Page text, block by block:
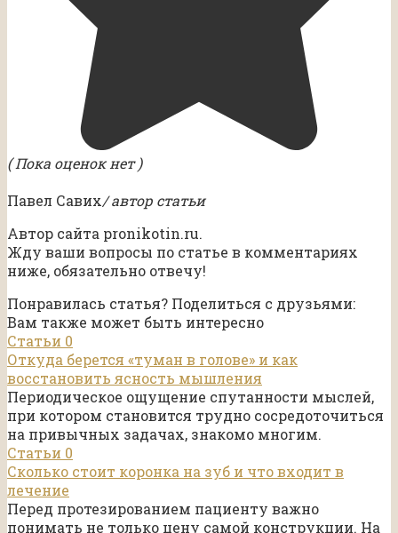
( Пока оценок нет )
Павел Савих/ автор статьи
Автор сайта pronikotin.ru.
Жду ваши вопросы по статье в комментариях
ниже, обязательно отвечу!
Понравилась статья? Поделиться с друзьями:
Вам также может быть интересно
Статьи 0
Откуда берется «туман в голове» и как
восстановить ясность мышления
Периодическое ощущение спутанности мыслей,
при котором становится трудно сосредоточиться
на привычных задачах, знакомо многим.
Статьи 0
Сколько стоит коронка на зуб и что входит в
лечение
Перед протезированием пациенту важно
понимать не только цену самой конструкции. На